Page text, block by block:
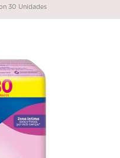
30 Unidades